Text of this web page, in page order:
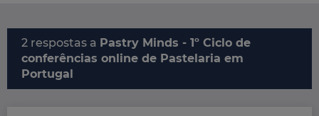
2 respostas a Pastry Minds - 1º Ciclo de
conferências online de Pastelaria em
Portugal